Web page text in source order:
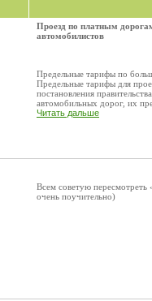
Проезд по платным
автомобилистов
Предельные тарифы по
Предельные тарифы для
постановления
автомобильных дорог, их
Читать дальше
Всем советую
очень поучительно)